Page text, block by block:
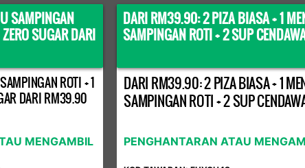
SAMPINGAN
SUGAR DARI
ROTI + 1
DARI RM39.90
MENGAMBIL
DARI RM39.90: 2 PIZA BIASA + 1
SAMPINGAN ROTI + 2 SUP
DARI RM39.90: 2 PIZA BIASA + 1
SAMPINGAN ROTI + 2 SUP
PENGHANTARAN ATAU